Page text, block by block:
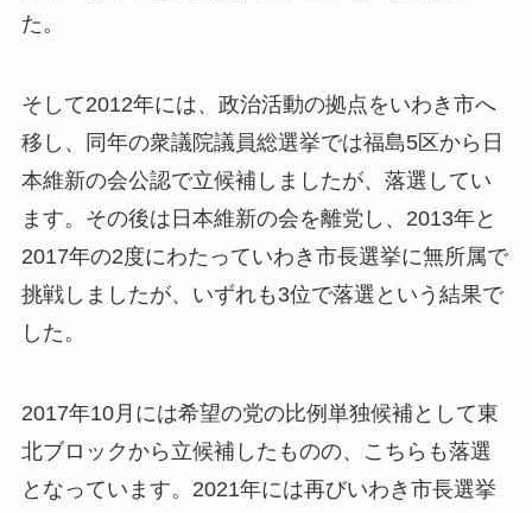
た。
そして2012年には、政治活動の拠点をいわき市へ
移し、同年の衆議院議員総選挙では福島5区から日
本維新の会公認で立候補しましたが、落選してい
ます。その後は日本維新の会を離党し、2013年と
2017年の2度にわたっていわき市長選挙に無所属で
挑戦しましたが、いずれも3位で落選という結果で
した。
2017年10月には希望の党の比例単独候補として東
北ブロックから立候補したものの、こちらも落選
となっています。2021年には再びいわき市長選挙